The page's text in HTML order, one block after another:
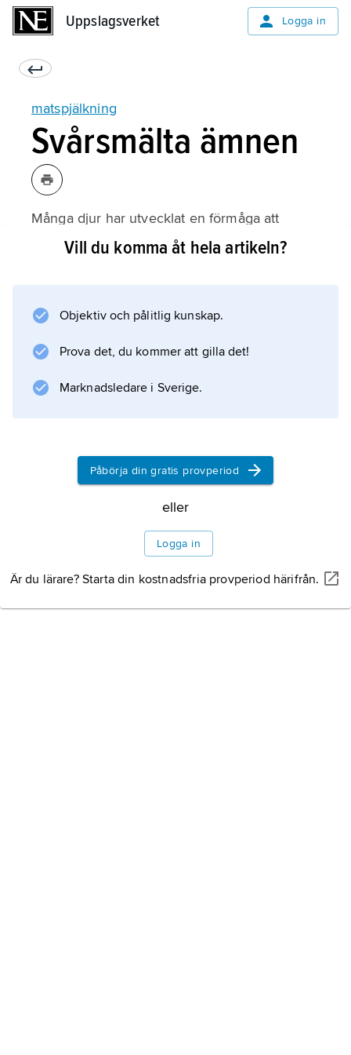
Uppslagsverket Logga in
matspjälkning
Svårsmälta ämnen
Många djur har utvecklat en förmåga att
spjälka motståndkraftiga molekyler, t.ex.
(bl.a. i det yttre skelettet hos leddjur och i
cellväggar hos de flesta bakterier och
Vill du komma åt hela artikeln?
Objektiv och pålitlig kunskap.
Prova det, du kommer att gilla det!
Marknadsledare i Sverige.
Påbörja din gratis provperiod
eller
Logga in
Är du lärare? Starta din kostnadsfria provperiod härifrån.